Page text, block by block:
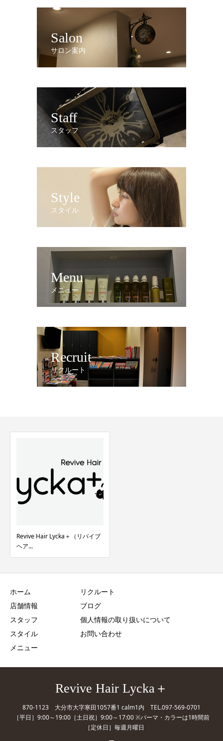
Salon
サロン案内
Staff
スタッフ
Style
スタイル
Menu
メニュー
Recruit
リクルート
Revive Hair Lycka＋（リバイブ
ヘア...
ホーム
店舗情報
スタッフ
スタイル
メニュー
リクルート
ブログ
個人情報の取り扱いについて
お問い合わせ
Revive Hair Lycka＋
870-1123 大分市大字寒田1057番1 calm1内 TEL.097-569-0701
［平日］9:00～19:00［土日祝］9:00～17:00 ※パーマ・カラーは1時間前
［定休日］毎週月曜日